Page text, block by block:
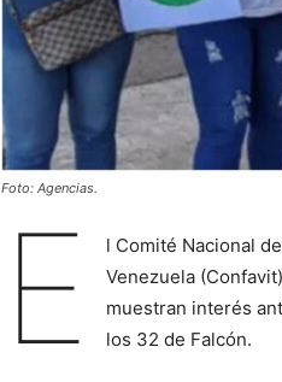
Foto: Agencias.
E
l Comité Nacional
Venezuela
muestran interés
los 32 de Falcón.